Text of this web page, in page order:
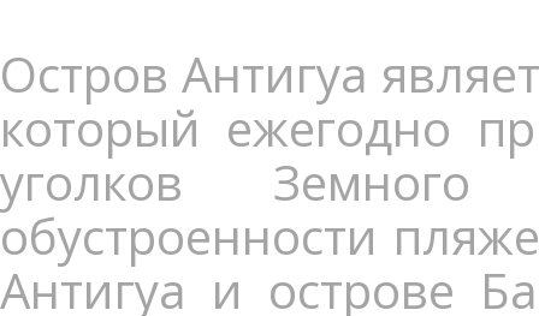
Остров Антигуа
который ежегодно
уголков
обустроенности
Антигуа и острове